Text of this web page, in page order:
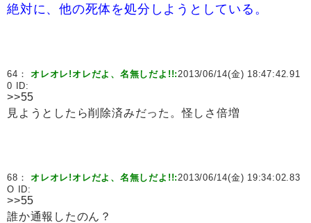
絶対に、他の死体を処分しようとしている。
64：オレオレ!オレだよ、名無しだよ!!:2013/06/14(金) 18:47:42.91
0 ID:
>>55
見ようとしたら削除済みだった。怪しさ倍増
68：オレオレ!オレだよ、名無しだよ!!:2013/06/14(金) 19:34:02.83
O ID:
>>55
誰か通報したのん？